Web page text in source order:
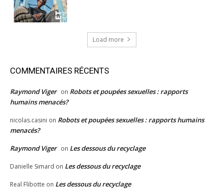
Load more
COMMENTAIRES RÉCENTS
Raymond Viger on Robots et poupées sexuelles : rapports
humains menacés?
nicolas.casini on Robots et poupées sexuelles : rapports humains
menacés?
Raymond Viger on Les dessous du recyclage
Danielle Simard on Les dessous du recyclage
Real Flibotte on Les dessous du recyclage